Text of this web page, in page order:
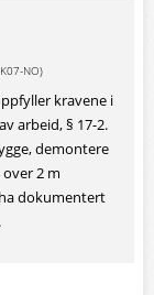
NO)
kravene i
arbeid, § 17-2.
demontere
2 m
dokumentert